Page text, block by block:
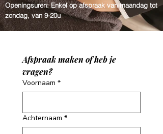
Openingsuren: Enkel op afspraak vanmaandag tot
zondag, van 9-20u
Afspraak maken of heb je
vragen?
Voornaam *
Achternaam *